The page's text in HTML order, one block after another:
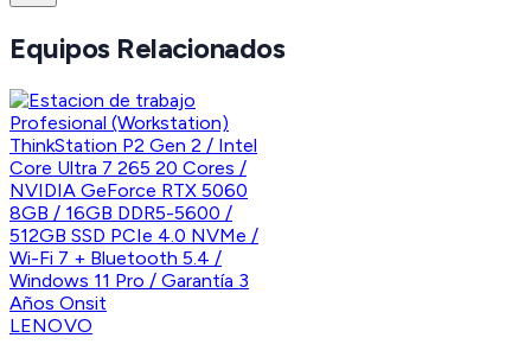
Equipos Relacionados
LENOVO